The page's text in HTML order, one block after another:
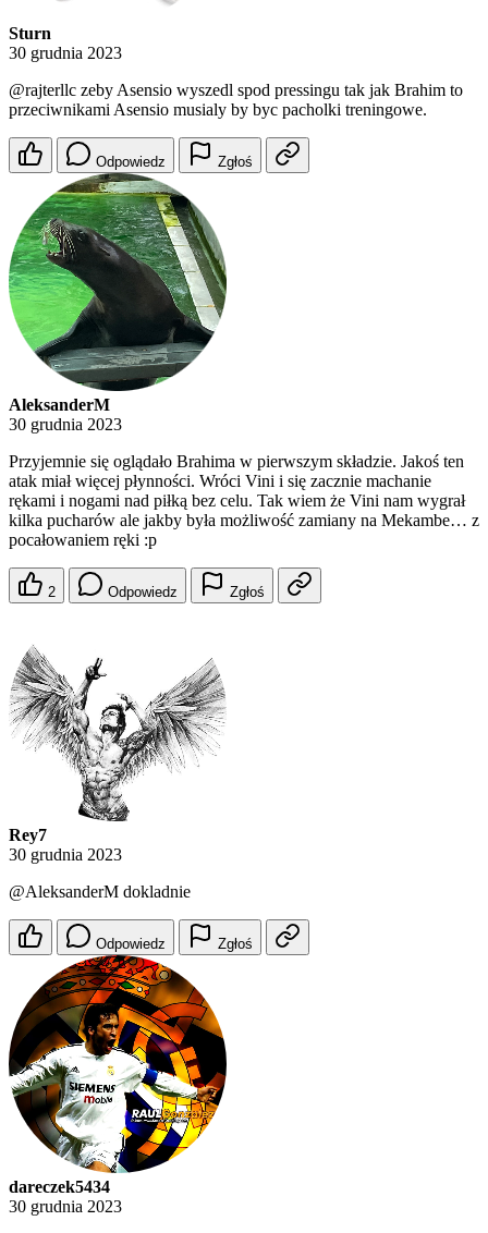
Sturn
30 grudnia 2023
@rajterllc zeby Asensio wyszedl spod pressingu tak jak Brahim to
przeciwnikami Asensio musialy by byc pacholki treningowe.
Odpowiedz Zgłoś
AleksanderM
30 grudnia 2023
Przyjemnie się oglądało Brahima w pierwszym składzie. Jakoś ten
atak miał więcej płynności. Wróci Vini i się zacznie machanie
rękami i nogami nad piłką bez celu. Tak wiem że Vini nam wygrał
kilka pucharów ale jakby była możliwość zamiany na Mekambe… z
pocałowaniem ręki :p
2 Odpowiedz Zgłoś
Rey7
30 grudnia 2023
@AleksanderM dokladnie
Odpowiedz Zgłoś
dareczek5434
30 grudnia 2023